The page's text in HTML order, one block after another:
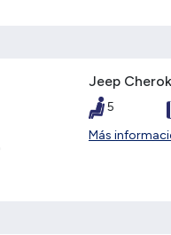
Jeep
5
Más